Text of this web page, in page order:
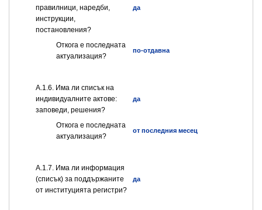
правилници, наредби,
инструкции,
постановления?
да
Откога е последната
актуализация?
по-отдавна
А.1.6. Има ли списък на
индивидуалните актове:
заповеди, решения?
да
Откога е последната
актуализация?
от последния месец
А.1.7. Има ли информация
(списък) за поддържаните
от институцията регистри?
да